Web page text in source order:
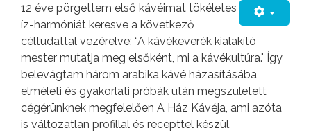
12 éve pörgettem első kávéimat tökéletes
íz-harmóniát keresve a következő
céltudattal vezérelve: “A kávékeverék kialakító
mester mutatja meg elsőként, mi a kávékultúra." Így
belevágtam három arabika kávé házasításába,
elméleti és gyakorlati próbák után megszületett
cégérünknek megfelelően A Ház Kávéja, ami azóta
is változatlan profillal és recepttel készül.